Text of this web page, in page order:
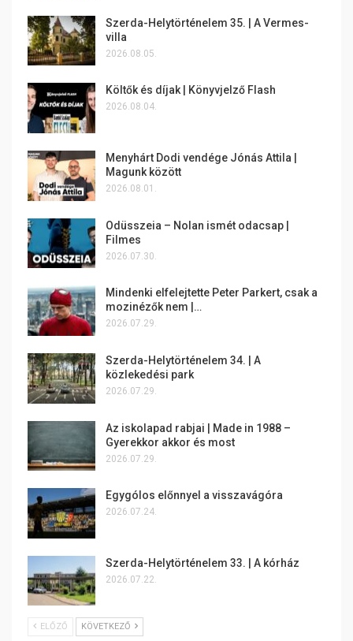
Szerda-Helytörténelem 35. | A Vermes-
villa
2026.08.05.
Költők és díjak | Könyvjelző Flash
2026.08.04.
Menyhárt Dodi vendége Jónás Attila |
Magunk között
2026.08.01.
Odüsszeia – Nolan ismét odacsap |
Filmes
2026.07.30.
Mindenki elfelejtette Peter Parkert, csak a
mozinézők nem |…
2026.07.29.
Szerda-Helytörténelem 34. | A
közlekedési park
2026.07.29.
Az iskolapad rabjai | Made in 1988 –
Gyerekkor akkor és most
2026.07.29.
Egygólos előnnyel a visszavágóra
2026.07.24.
Szerda-Helytörténelem 33. | A kórház
2026.07.22.
ELŐZŐ KÖVETKEZŐ